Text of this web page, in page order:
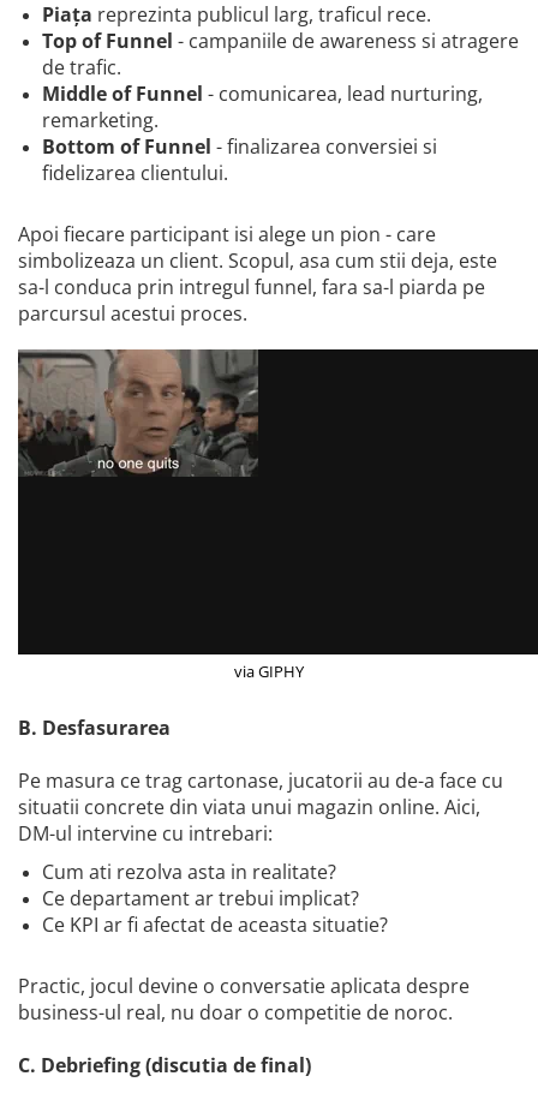
Piața reprezinta publicul larg, traficul rece.
Top of Funnel - campaniile de awareness si atragere
de trafic.
Middle of Funnel - comunicarea, lead nurturing,
remarketing.
Bottom of Funnel - finalizarea conversiei si
fidelizarea clientului.
Apoi fiecare participant isi alege un pion - care
simbolizeaza un client. Scopul, asa cum stii deja, este
sa-l conduca prin intregul funnel, fara sa-l piarda pe
parcursul acestui proces.
via GIPHY
B. Desfasurarea
Pe masura ce trag cartonase, jucatorii au de-a face cu
situatii concrete din viata unui magazin online. Aici,
DM-ul intervine cu intrebari:
Cum ati rezolva asta in realitate?
Ce departament ar trebui implicat?
Ce KPI ar fi afectat de aceasta situatie?
Practic, jocul devine o conversatie aplicata despre
business-ul real, nu doar o competitie de noroc.
C. Debriefing (discutia de final)